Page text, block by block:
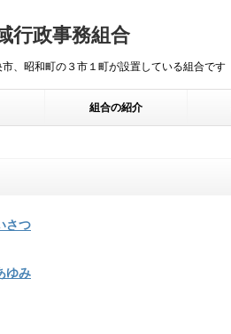
行政事務組合
、昭和町の３市１町が設置している組合です
組合の紹介
さつ
ゆみ